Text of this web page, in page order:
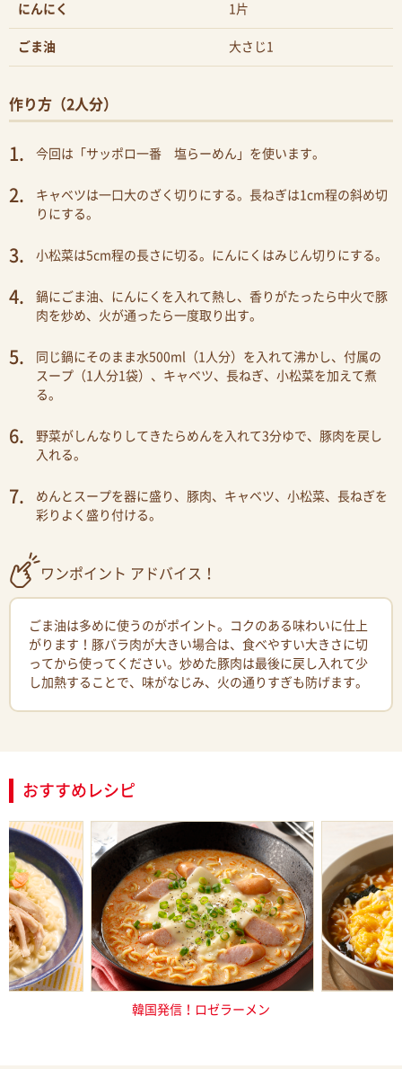
にんにく 1片
ごま油 大さじ1
作り方（2人分）
今回は「サッポロ一番 塩らーめん」を使います。
キャベツは一口大のざく切りにする。長ねぎは1cm程の斜め切
りにする。
小松菜は5cm程の長さに切る。にんにくはみじん切りにする。
鍋にごま油、にんにくを入れて熱し、香りがたったら中火で豚
肉を炒め、火が通ったら一度取り出す。
同じ鍋にそのまま水500ml（1人分）を入れて沸かし、付属の
スープ（1人分1袋）、キャベツ、長ねぎ、小松菜を加えて煮
る。
野菜がしんなりしてきたらめんを入れて3分ゆで、豚肉を戻し
入れる。
めんとスープを器に盛り、豚肉、キャベツ、小松菜、長ねぎを
彩りよく盛り付ける。
ワンポイント アドバイス！
ごま油は多めに使うのがポイント。コクのある味わいに仕上
がります！豚バラ肉が大きい場合は、食べやすい大きさに切
ってから使ってください。炒めた豚肉は最後に戻し入れて少
し加熱することで、味がなじみ、火の通りすぎも防げます。
おすすめレシピ
韓国発信！ロゼラーメン